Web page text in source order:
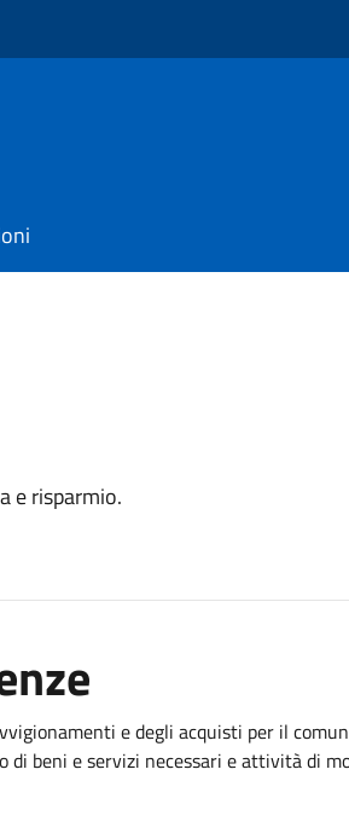
e risparmio.
e degli acquisti per il
di beni e servizi necessari e attività di